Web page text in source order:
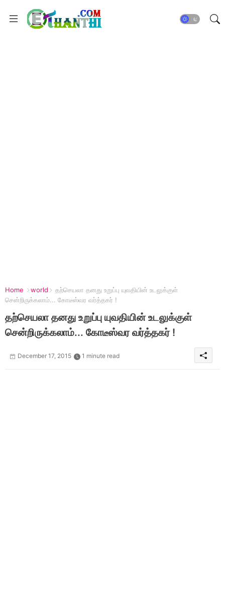
Home world
தற்செயலா தனது உறுப்பு யுவதியின் உடலுக்குள்
சென்றிருக்கலாம்... கோடீஸ்வர வர்த்தகர் !
தற்செயலா தனது உறுப்பு யுவதியின் உடலுக்குள்
சென்றிருக்கலாம்... கோடீஸ்வர வர்த்தகர் !
December 17, 2015 1 minute read